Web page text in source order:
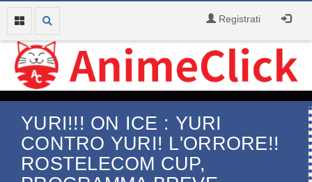
Registrati
YURI!!! ON ICE : YURI
CONTRO YURI! L'ORRORE!!
ROSTELECOM CUP,